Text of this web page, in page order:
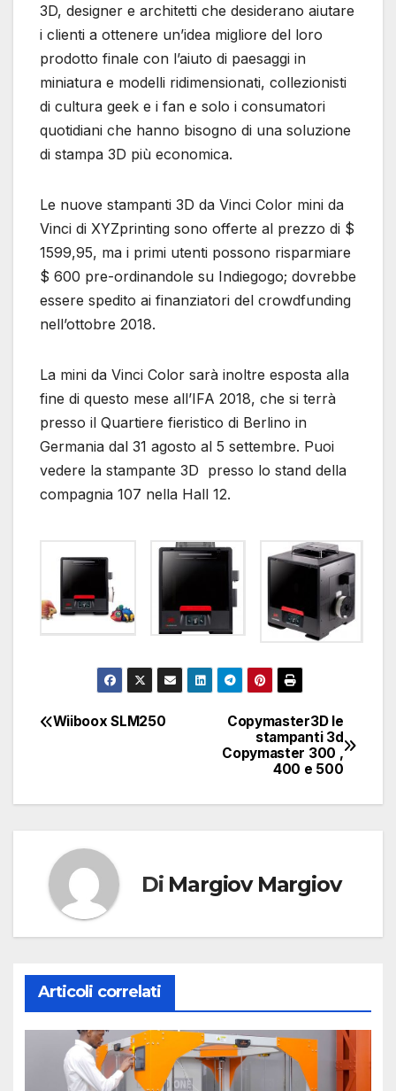
3D, designer e architetti che desiderano aiutare
i clienti a ottenere un’idea migliore del loro
prodotto finale con l’aiuto di paesaggi in
miniatura e modelli ridimensionati, collezionisti
di cultura geek e i fan e solo i consumatori
quotidiani che hanno bisogno di una soluzione
di stampa 3D più economica.
Le nuove stampanti 3D da Vinci Color mini da
Vinci di XYZprinting sono offerte al prezzo di $
1599,95, ma i primi utenti possono risparmiare
$ 600 pre-ordinandole su Indiegogo; dovrebbe
essere spedito ai finanziatori del crowdfunding
nell’ottobre 2018.
La mini da Vinci Color sarà inoltre esposta alla
fine di questo mese all’IFA 2018, che si terrà
presso il Quartiere fieristico di Berlino in
Germania dal 31 agosto al 5 settembre. Puoi
vedere la stampante 3D presso lo stand della
compagnia 107 nella Hall 12.
Navigazione
Copymaster3D le
stampanti 3d
Copymaster 300 ,
400 e 500
Wiiboox SLM250
Di Margiov Margiov
Articoli correlati